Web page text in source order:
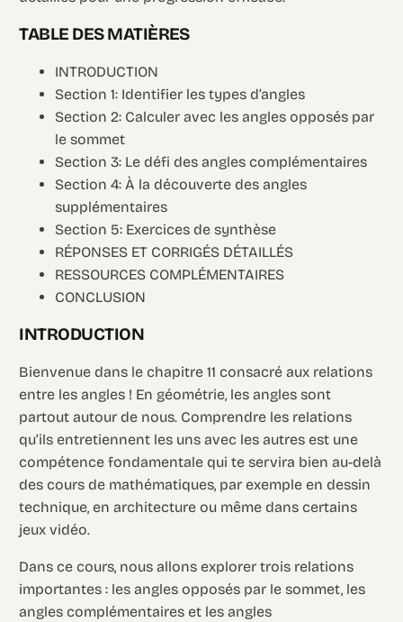
TABLE DES MATIÈRES
INTRODUCTION
Section 1: Identifier les types d’angles
Section 2: Calculer avec les angles opposés par
le sommet
Section 3: Le défi des angles complémentaires
Section 4: À la découverte des angles
supplémentaires
Section 5: Exercices de synthèse
RÉPONSES ET CORRIGÉS DÉTAILLÉS
RESSOURCES COMPLÉMENTAIRES
CONCLUSION
INTRODUCTION
Bienvenue dans le chapitre 11 consacré aux relations
entre les angles ! En géométrie, les angles sont
partout autour de nous. Comprendre les relations
qu’ils entretiennent les uns avec les autres est une
compétence fondamentale qui te servira bien au-delà
des cours de mathématiques, par exemple en dessin
technique, en architecture ou même dans certains
jeux vidéo.
Dans ce cours, nous allons explorer trois relations
importantes : les angles opposés par le sommet, les
angles complémentaires et les angles